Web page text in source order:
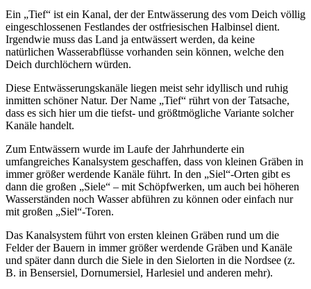
Ein „Tief“ ist ein Kanal, der der Entwässerung des vom Deich völlig
eingeschlossenen Festlandes der ostfriesischen Halbinsel dient.
Irgendwie muss das Land ja entwässert werden, da keine
natürlichen Wasserabflüsse vorhanden sein können, welche den
Deich durchlöchern würden.
Diese Entwässerungskanäle liegen meist sehr idyllisch und ruhig
inmitten schöner Natur. Der Name „Tief“ rührt von der Tatsache,
dass es sich hier um die tiefst- und größtmögliche Variante solcher
Kanäle handelt.
Zum Entwässern wurde im Laufe der Jahrhunderte ein
umfangreiches Kanalsystem geschaffen, dass von kleinen Gräben in
immer größer werdende Kanäle führt. In den „Siel“-Orten gibt es
dann die großen „Siele“ – mit Schöpfwerken, um auch bei höheren
Wasserständen noch Wasser abführen zu können oder einfach nur
mit großen „Siel“-Toren.
Das Kanalsystem führt von ersten kleinen Gräben rund um die
Felder der Bauern in immer größer werdende Gräben und Kanäle
und später dann durch die Siele in den Sielorten in die Nordsee (z.
B. in Bensersiel, Dornumersiel, Harlesiel und anderen mehr).